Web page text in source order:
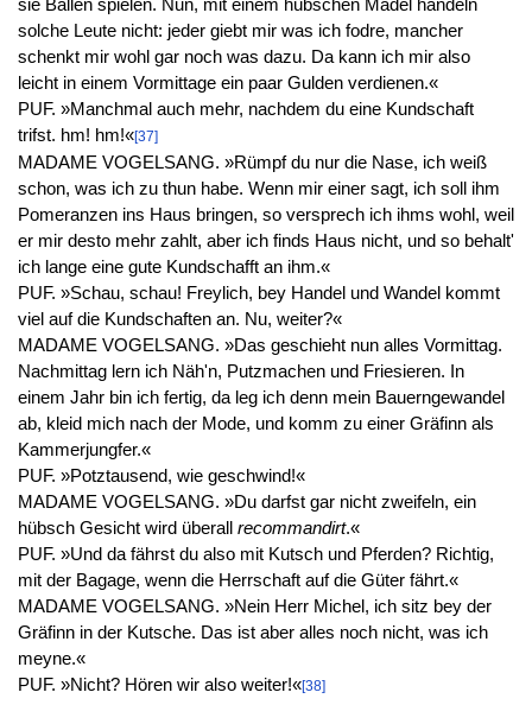
sie Ballen spielen. Nun, mit einem hübschen Mädel handeln
solche Leute nicht: jeder giebt mir was ich fodre, mancher
schenkt mir wohl gar noch was dazu. Da kann ich mir also
leicht in einem Vormittage ein paar Gulden verdienen.«
PUF. »Manchmal auch mehr, nachdem du eine Kundschaft
trifst. hm! hm!«[37]
MADAME VOGELSANG. »Rümpf du nur die Nase, ich weiß
schon, was ich zu thun habe. Wenn mir einer sagt, ich soll ihm
Pomeranzen ins Haus bringen, so versprech ich ihms wohl, weil
er mir desto mehr zahlt, aber ich finds Haus nicht, und so behalt'
ich lange eine gute Kundschafft an ihm.«
PUF. »Schau, schau! Freylich, bey Handel und Wandel kommt
viel auf die Kundschaften an. Nu, weiter?«
MADAME VOGELSANG. »Das geschieht nun alles Vormittag.
Nachmittag lern ich Näh'n, Putzmachen und Friesieren. In
einem Jahr bin ich fertig, da leg ich denn mein Bauerngewandel
ab, kleid mich nach der Mode, und komm zu einer Gräfinn als
Kammerjungfer.«
PUF. »Potztausend, wie geschwind!«
MADAME VOGELSANG. »Du darfst gar nicht zweifeln, ein
hübsch Gesicht wird überall recommandirt.«
PUF. »Und da fährst du also mit Kutsch und Pferden? Richtig,
mit der Bagage, wenn die Herrschaft auf die Güter fährt.«
MADAME VOGELSANG. »Nein Herr Michel, ich sitz bey der
Gräfinn in der Kutsche. Das ist aber alles noch nicht, was ich
meyne.«
PUF. »Nicht? Hören wir also weiter!«[38]